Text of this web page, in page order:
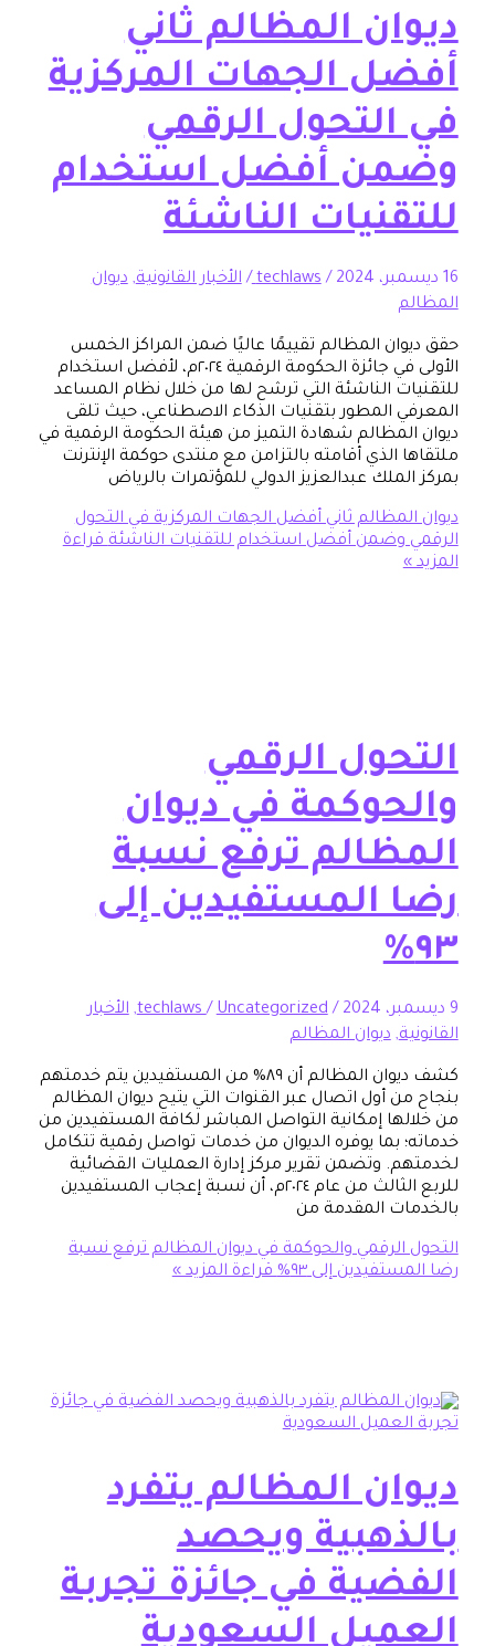
المظالم ثاني
الجهات المركزية
الرقمي
أفضل استخدام
الناشئة
/
techlaws
/الأخبار القانونية,ديوان
المظالم تقييمًا عاليًا ضمن المراكز الخمس
الأولى في جائزة الحكومة الرقمية ٢٠٢٤م، لأفضل استخدام
الناشئة التي ترشح لها من خلال نظام المساعد
المطور بتقنيات الذكاء الاصطناعي، حيث تلقى
شهادة التميز من هيئة الحكومة الرقمية في
الذي أقامته بالتزامن مع منتدى حوكمة الإنترنت
عبدالعزيز الدولي للمؤتمرات بالرياض
ثاني أفضل الجهات المركزية في التحول
وضمن أفضل استخدام للتقنيات الناشئةقراءة
الرقمي
في ديوان
ترفع نسبة
المستفيدين إلى
/
techlaws/Uncategorized
,الأخبار
ديوان المظالم
كشف ديوان المظالم أن ٨٩% من المستفيدين يتم خدمتهم
أول اتصال عبر القنوات التي يتيح ديوان المظالم
إمكانية التواصل المباشر لكافة المستفيدين من
بما يوفره الديوان من خدمات تواصل رقمية تتكامل
وتضمن تقرير مركز إدارة العمليات القضائية
للربع الثالث من عام ٢٠٢٤م، أن نسبة إعجاب المستفيدين
المقدمة من
والحوكمة في ديوان المظالم ترفع نسبة
إلى ٩٣%
قراءة المزيد »
المظالم يتفرد
ويحصد
في جائزة تجربة
السعودية